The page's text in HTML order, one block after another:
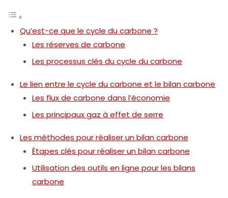
Qu’est-ce que le cycle du carbone ?
Les réserves de carbone
Les processus clés du cycle du carbone
Le lien entre le cycle du carbone et le bilan carbone
Les flux de carbone dans l’économie
Les principaux gaz à effet de serre
Les méthodes pour réaliser un bilan carbone
Étapes clés pour réaliser un bilan carbone
Utilisation des outils en ligne pour les bilans
carbone